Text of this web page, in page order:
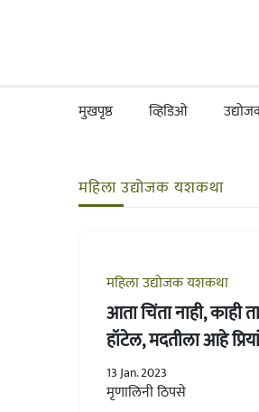
मुखपृष्ठ व्हिडिओ
महिला उद्योजक यशकथा
महिला उद्योजक यशकथा
आता चिंता नाही, काही
हॉटेल, मदतीला आहे
13 Jan. 2023
मृणालिनी ठिपसे